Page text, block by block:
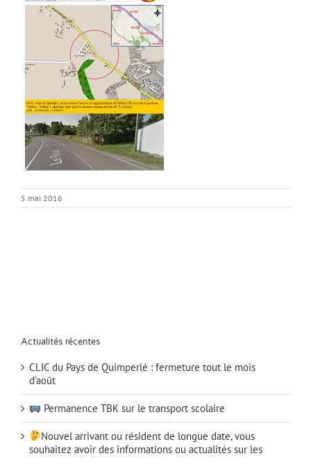
5 mai 2016
Actualités récentes
CLIC du Pays de Quimperlé : fermeture tout le mois
d’août
Permanence TBK sur le transport scolaire
Nouvel arrivant ou résident de longue date, vous
souhaitez avoir des informations ou actualités sur les